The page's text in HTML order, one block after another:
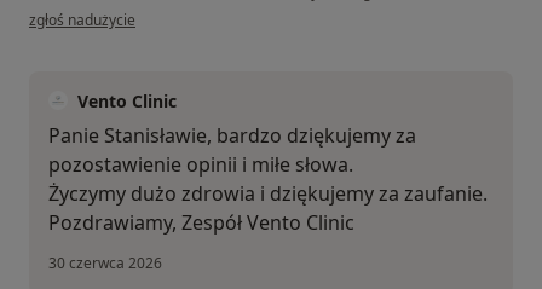
w opinii użytkownika Stanisław
zgłoś nadużycie
Vento Clinic
Panie Stanisławie, bardzo dziękujemy za
pozostawienie opinii i miłe słowa.
Życzymy dużo zdrowia i dziękujemy za zaufanie.
Pozdrawiamy, Zespół Vento Clinic
30 czerwca 2026